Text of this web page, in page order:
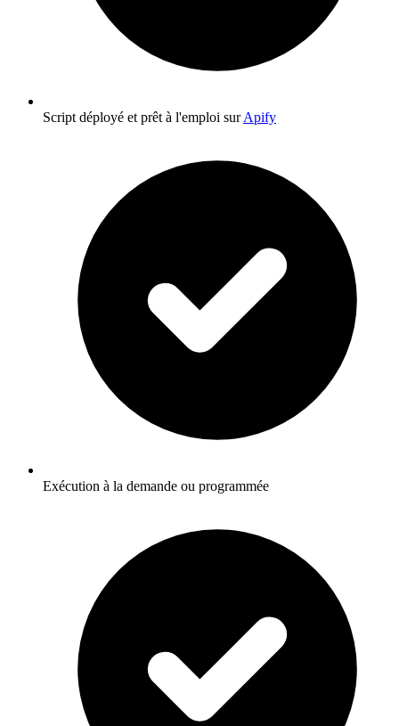
Script déployé et prêt à l'emploi surApify
Exécution à la demande ou programmée